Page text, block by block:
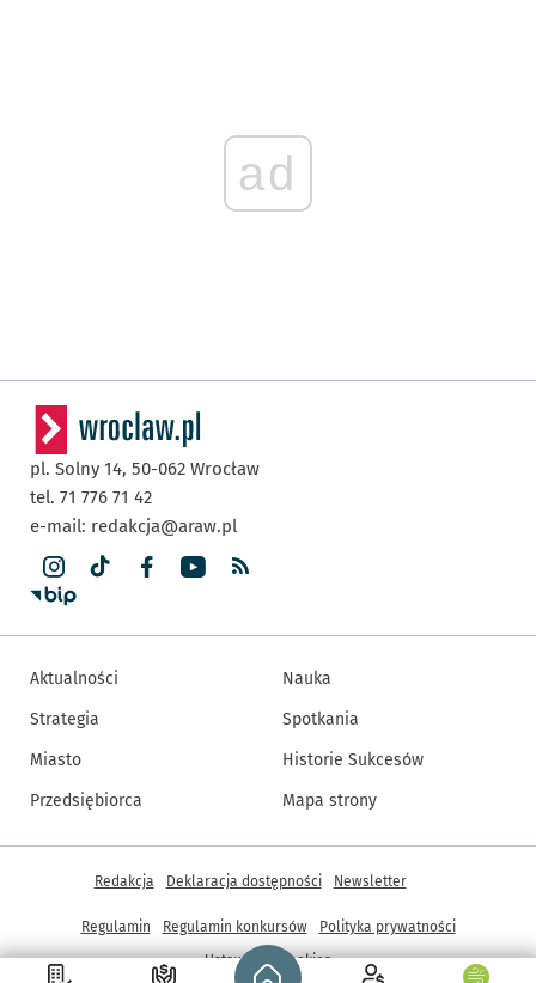
ad
Strona główna - wroclaw.pl
pl. Solny 14, 50-062 Wrocław
tel. 71 776 71 42
e-mail: redakcja@araw.pl
Aktualności
Strategia
Miasto
Przedsiębiorca
Nauka
Spotkania
Historie Sukcesów
Mapa strony
Inne informacje
Redakcja Deklaracja dostępności Newsletter
Regulamin Regulamin konkursów
Polityka prywatności
Ustawienia cookies